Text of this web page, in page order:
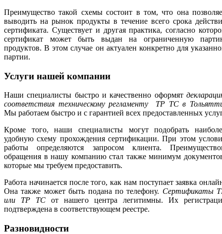
Преимущество такой схемы состоит в том, что она
выводить на рынок продукты в течение всего срока
сертификата. Существует и другая практика, согласно
сертификат может быть выдан на ограниченную
продуктов. В этом случае он актуален конкретно для
партии.
Услуги нашей компании
Наши специалисты быстро и качественно оформят
соответствия техническому регламенту ТР ТС в
Мы работаем быстро и с гарантией всех предоставленных
Кроме того, наши специалисты могут подобрать
удобную схему прохождения сертификации. При этом
работы определяются запросом клиента.
обращения в нашу компанию стал также минимум
которые мы требуем предоставить.
Работа начинается после того, как нам поступает заявка
Она также может быть подана по телефону. Сертификаты
или ТР ТС от нашего центра легитимны. Их
подтверждена в соответствующем реестре.
Разновидности